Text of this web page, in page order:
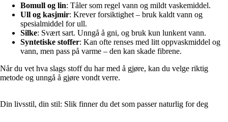
Bomull og lin: Tåler som regel vann og mildt vaskemiddel.
Ull og kasjmir: Krever forsiktighet – bruk kaldt vann og
spesialmiddel for ull.
Silke: Svært sart. Unngå å gni, og bruk kun lunkent vann.
Syntetiske stoffer: Kan ofte renses med litt oppvaskmiddel og
vann, men pass på varme – den kan skade fibrene.
Når du vet hva slags stoff du har med å gjøre, kan du velge riktig
metode og unngå å gjøre vondt verre.
Din livsstil, din stil: Slik finner du det som passer naturlig for deg